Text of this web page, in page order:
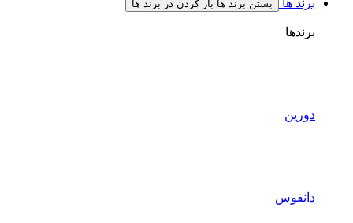
برند ها
بستن برند ها باز کردن در برند ها
برندها
دورین
دانفوس